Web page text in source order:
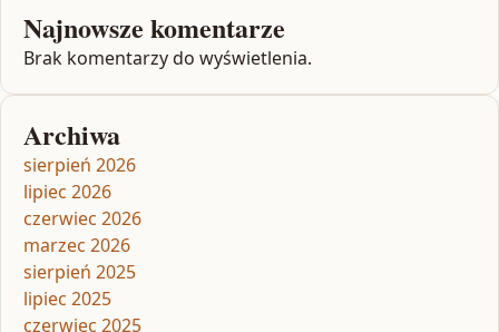
Najnowsze komentarze
Brak komentarzy do wyświetlenia.
Archiwa
sierpień 2026
lipiec 2026
czerwiec 2026
marzec 2026
sierpień 2025
lipiec 2025
czerwiec 2025